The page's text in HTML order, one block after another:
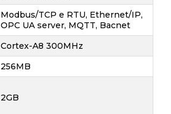
Modbus/TCP e RTU, Ethernet/IP,
OPC UA server, MQTT, Bacnet
Cortex-A8 300MHz
256MB
2GB